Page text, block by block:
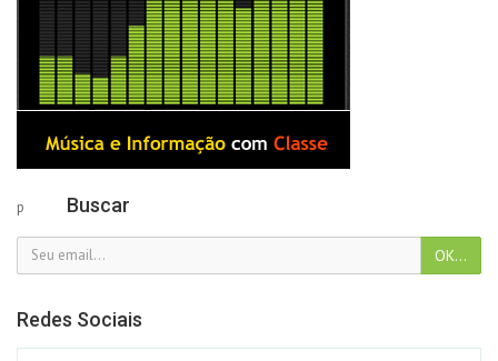
p Buscar
Redes Sociais